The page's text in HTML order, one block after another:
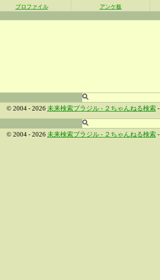
プロファイル アンケ板
© 2004 - 2026 未来検索ブラジル - ２ちゃんねる検索-
© 2004 - 2026 未来検索ブラジル - ２ちゃんねる検索-